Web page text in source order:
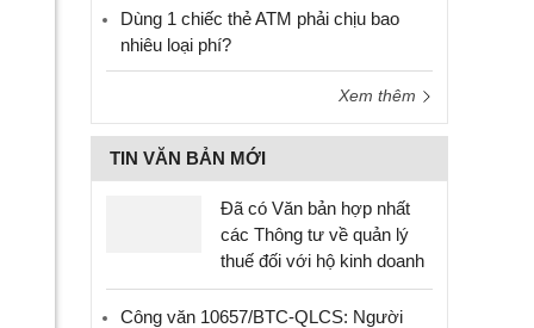
Dùng 1 chiếc thẻ ATM phải chịu bao
nhiêu loại phí?
Xem thêm
TIN VĂN BẢN MỚI
Đã có Văn bản hợp nhất
các Thông tư về quản lý
thuế đối với hộ kinh doanh
Công văn 10657/BTC-QLCS: Người